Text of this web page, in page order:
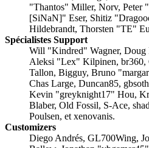
"Thantos" Miller, Norv, Peter
[SiNaN]" Eser, Shitiz
Hildebrandt, Thorsten "TE"
Spécialistes Support
Will "Kindred" Wagner, Doug
Aleksi "Lex" Kilpinen, br360,
Tallon, Bigguy, Bruno
Chas Large, Duncan85,
Kevin "greyknight17" Hou,
Blaber, Old Fossil, S-Ace,
Poulsen, et xenovanis.
Customizers
Diego Andrés, GL700Wing,